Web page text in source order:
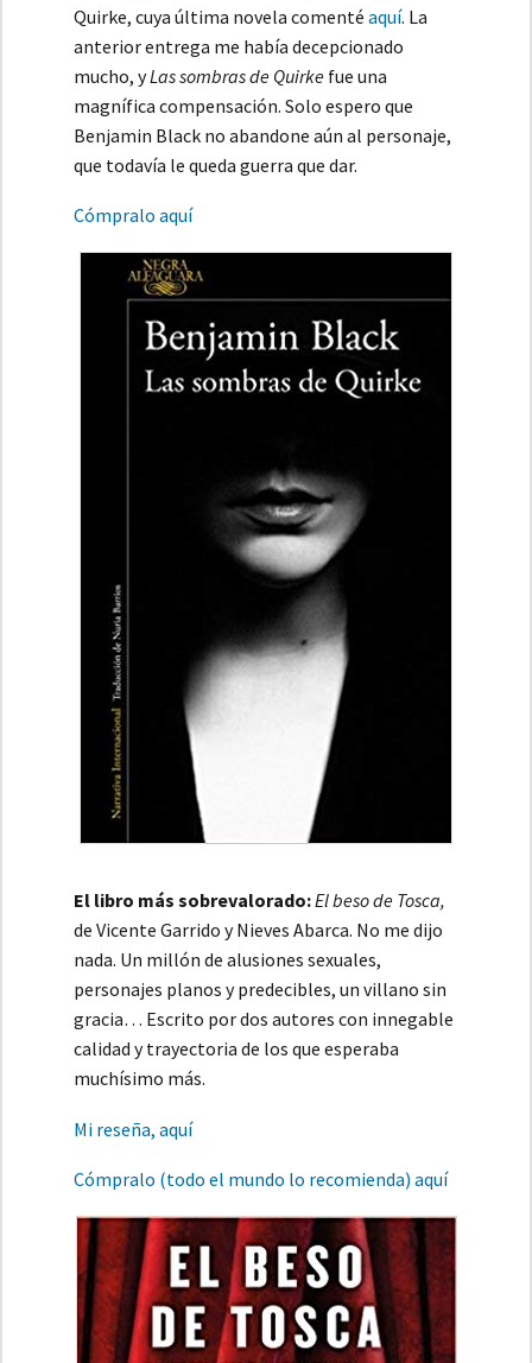
Quirke, cuya última novela comenté aquí. La
anterior entrega me había decepcionado
mucho, yLas sombras de Quirke fue una
magnífica compensación. Solo espero que
Benjamin Black no abandone aún al personaje,
que todavía le queda guerra que dar.
Cómpralo aquí
El libro más sobrevalorado:El beso de Tosca,
de Vicente Garrido y Nieves Abarca. No me dijo
nada. Un millón de alusiones sexuales,
personajes planos y predecibles, un villano sin
gracia… Escrito por dos autores con innegable
calidad y trayectoria de los que esperaba
muchísimo más.
Mi reseña, aquí
Cómpralo (todo el mundo lo recomienda) aquí